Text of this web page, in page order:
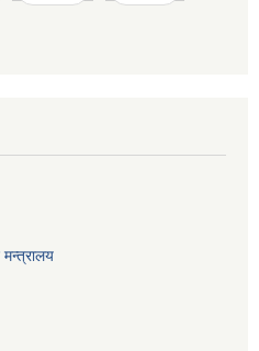
मन्त्रालय